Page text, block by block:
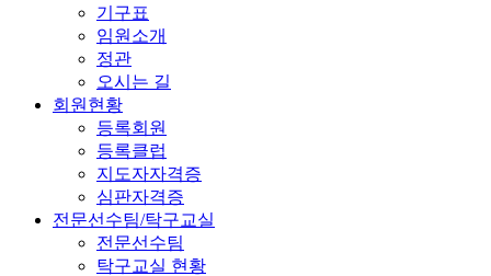
기구표
임원소개
정관
오시는 길
회원현황
등록회원
등록클럽
지도자자격증
심판자격증
전문선수팀/탁구교실
전문선수팀
탁구교실 현황